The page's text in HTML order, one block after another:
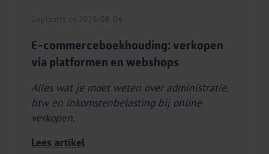
Geplaatst op 2026-08-04
E-commerceboekhouding: verkopen
via platformen en webshops
Alles wat je moet weten over administratie,
btw en inkomstenbelasting bij online
verkopen.
Lees artikel